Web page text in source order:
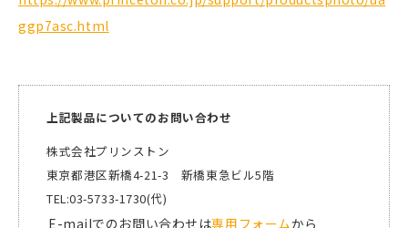
ggp7asc.html
上記製品についてのお問い合わせ
株式会社プリンストン
東京都港区新橋4-21-3 新橋東急ビル5階
TEL:03-5733-1730(代)
E-mailでのお問い合わせは専用フォームから